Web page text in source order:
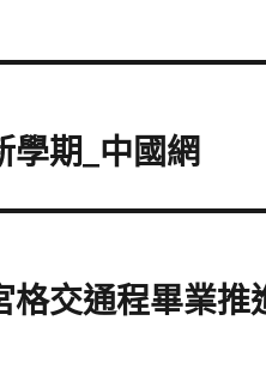
學期_中國網
格交通程畢業